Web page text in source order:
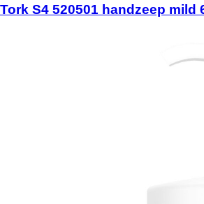
Tork S4 520501 handzeep mild